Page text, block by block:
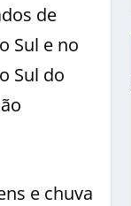
de
Sul e no
Sul do
e chuva